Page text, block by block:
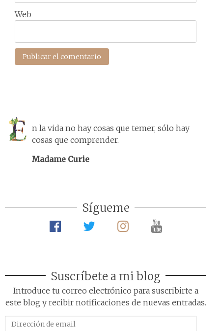
Web
n la vida no hay cosas que temer, sólo hay
cosas que comprender.
Madame Curie
Sígueme
Suscríbete a mi blog
Introduce tu correo electrónico para suscribirte a
este blog y recibir notificaciones de nuevas entradas.